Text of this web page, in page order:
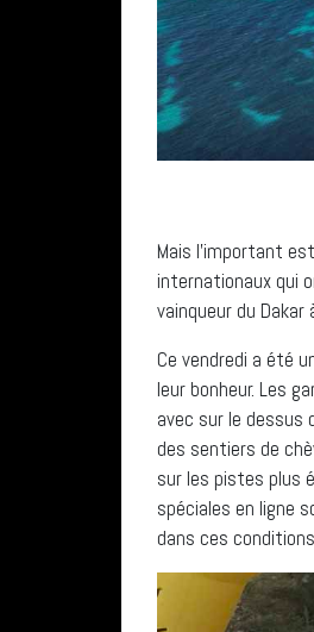
Mais l’important
internationaux qui
vainqueur du Dakar
Ce vendredi a été
leur bonheur. Les
avec sur le dessus
des sentiers de
sur les pistes plus
spéciales en ligne
dans ces